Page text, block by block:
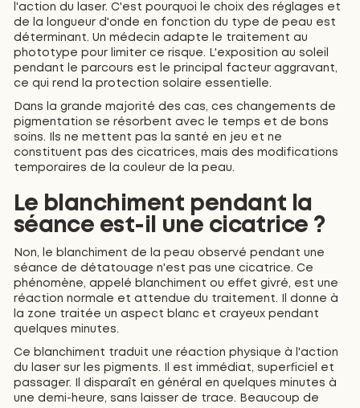
l'action du laser. C'est pourquoi le choix des réglages et
de la longueur d'onde en fonction du type de peau est
déterminant. Un médecin adapte le traitement au
phototype pour limiter ce risque. L'exposition au soleil
pendant le parcours est le principal facteur aggravant,
ce qui rend la protection solaire essentielle.
Dans la grande majorité des cas, ces changements de
pigmentation se résorbent avec le temps et de bons
soins. Ils ne mettent pas la santé en jeu et ne
constituent pas des cicatrices, mais des modifications
temporaires de la couleur de la peau.
Le blanchiment pendant la
séance est-il une cicatrice ?
Non, le blanchiment de la peau observé pendant une
séance de détatouage n'est pas une cicatrice. Ce
phénomène, appelé blanchiment ou effet givré, est une
réaction normale et attendue du traitement. Il donne à
la zone traitée un aspect blanc et crayeux pendant
quelques minutes.
Ce blanchiment traduit une réaction physique à l'action
du laser sur les pigments. Il est immédiat, superficiel et
passager. Il disparaît en général en quelques minutes à
une demi-heure, sans laisser de trace. Beaucoup de